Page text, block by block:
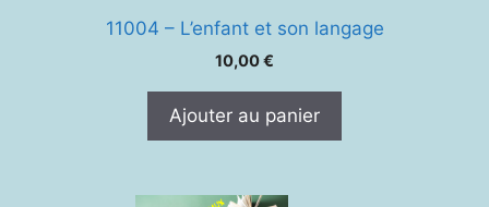
11004 – L’enfant et son langage
10,00€
Ajouter au panier